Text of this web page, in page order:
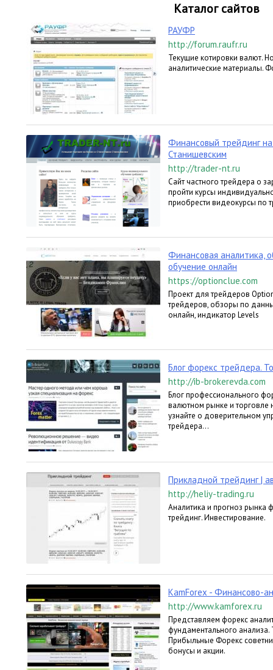
Каталог сайтов
РАУФР
http://forum.raufr.ru
Текущие котировки валют.
аналитические материалы.
Финансовый трейдинг
Станишевским
http://trader-nt.ru
Сайт частного трейдера о
пройти курсы
приобрести видеокурсы по
Финансовая аналитика,
обучение онлайн
https://optionclue.com
Проект для трейдеров
трейдеров, обзоры по
онлайн, индикатор Levels
Блог форекс трейдера.
http://ib-brokerevda.com
Блог профессионального
валютном рынке и торговле
узнайте о доверительном
трейдера...
Прикладной трейдинг |
http://heliy-trading.ru
Аналитика и прогноз рынка
трейдинг. Инвестирование.
KamForex - Финансово-
http://www.kamforex.ru
Представляем форекс
фундаментального
Прибыльные Форекс
бонусы и акции.